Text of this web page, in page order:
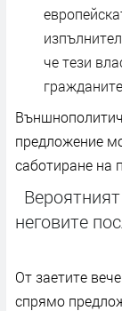
че тези
предложение
саботиране на
неговите
От заетите
спрямо